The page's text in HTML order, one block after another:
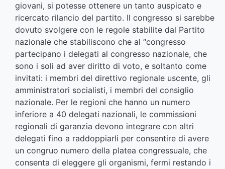
giovani, si potesse ottenere un tanto auspicato e
ricercato rilancio del partito. Il congresso si sarebbe
dovuto svolgere con le regole stabilite dal Partito
nazionale che stabiliscono che al “congresso
partecipano i delegati al congresso nazionale, che
sono i soli ad aver diritto di voto, e soltanto come
invitati: i membri del direttivo regionale uscente, gli
amministratori socialisti, i membri del consiglio
nazionale. Per le regioni che hanno un numero
inferiore a 40 delegati nazionali, le commissioni
regionali di garanzia devono integrare con altri
delegati fino a raddoppiarli per consentire di avere
un congruo numero della platea congressuale, che
consenta di eleggere gli organismi, fermi restando i